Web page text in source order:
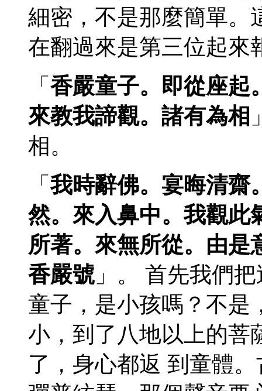
細密，不是那麼簡單。
在翻過來是第三位起來
「 香嚴童子。即從座起
來教我諦觀。諸有為相
相。
「 我時辭佛。宴晦清齋
然。來入鼻中。我觀此
所著。來無所從。由是
香嚴號 」。 首先我們
童子，是小孩嗎？不是
小，到了八地以上的菩
了，身心都返 到童體